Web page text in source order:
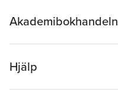
Akademibokhandeln
Hjälp